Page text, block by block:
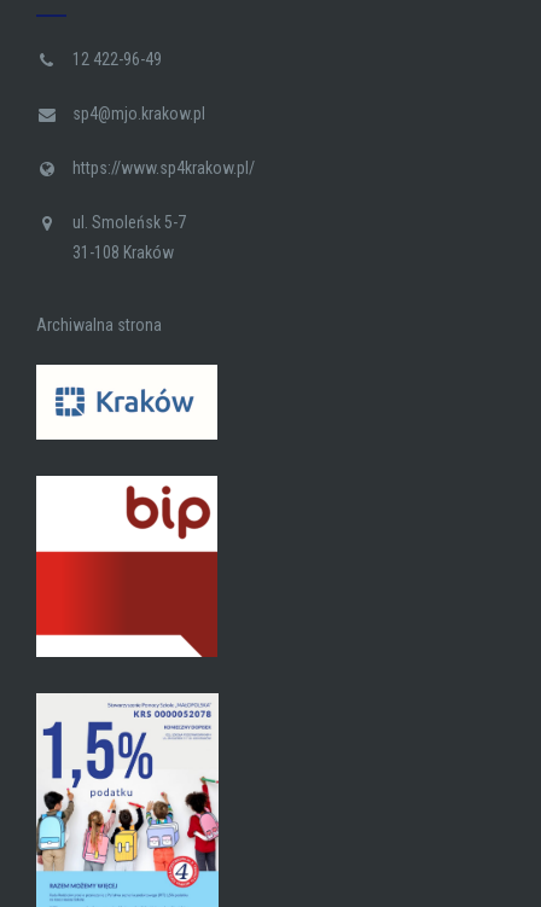
12 422-96-49
sp4@mjo.krakow.pl
https://www.sp4krakow.pl/
ul. Smoleńsk 5-7
31-108 Kraków
Archiwalna strona